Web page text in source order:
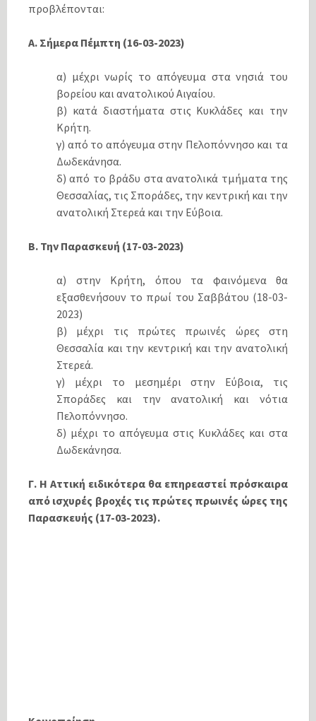
προβλέπονται:
Α. Σήμερα Πέμπτη (16-03-2023)
α) μέχρι νωρίς το απόγευμα στα νησιά του
βορείου και ανατολικού Αιγαίου.
β) κατά διαστήματα στις Κυκλάδες και την
Κρήτη.
γ) από το απόγευμα στην Πελοπόννησο και τα
Δωδεκάνησα.
δ) από το βράδυ στα ανατολικά τμήματα της
Θεσσαλίας, τις Σποράδες, την κεντρική και την
ανατολική Στερεά και την Εύβοια.
Β. Την Παρασκευή (17-03-2023)
α) στην Κρήτη, όπου τα φαινόμενα θα
εξασθενήσουν το πρωί του Σαββάτου (18-03-
2023)
β) μέχρι τις πρώτες πρωινές ώρες στη
Θεσσαλία και την κεντρική και την ανατολική
Στερεά.
γ) μέχρι το μεσημέρι στην Εύβοια, τις
Σποράδες και την ανατολική και νότια
Πελοπόννησο.
δ) μέχρι το απόγευμα στις Κυκλάδες και στα
Δωδεκάνησα.
Γ. Η Αττική ειδικότερα θα επηρεαστεί πρόσκαιρα
από ισχυρές βροχές τις πρώτες πρωινές ώρες της
Παρασκευής (17-03-2023).